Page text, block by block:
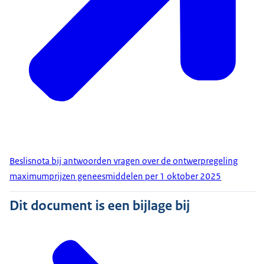
Beslisnota bij antwoorden vragen over de ontwerpregeling
maximumprijzen geneesmiddelen per 1 oktober 2025
Dit document is een bijlage bij